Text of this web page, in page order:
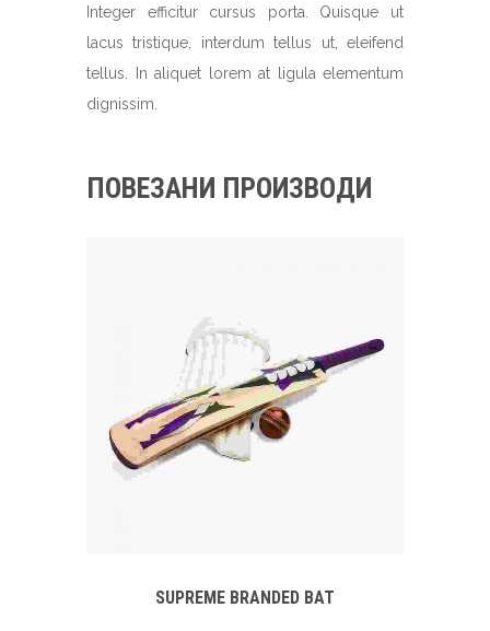
Integer efficitur cursus porta. Quisque ut
lacus tristique, interdum tellus ut, eleifend
tellus. In aliquet lorem at ligula elementum
dignissim.
ПОВЕЗАНИ ПРОИЗВОДИ
SUPREME BRANDED BAT